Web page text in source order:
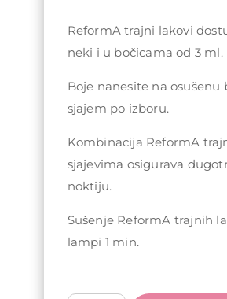
ReformA trajni lakovi
neki i u bočicama od 3 ml.
Boje nanesite na
sjajem po izboru.
Kombinacija ReformA
sjajevima osigurava
noktiju.
Sušenje ReformA trajnih
lampi 1 min.